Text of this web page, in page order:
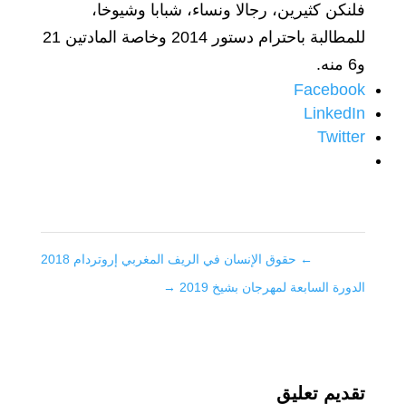
فلنكن كثيرين، رجالا ونساء، شبابا وشيوخا،
للمطالبة باحترام دستور 2014 وخاصة المادتين 21
و6 منه.
Facebook
LinkedIn
Twitter
← حقوق الإنسان في الريف المغربي إروتردام 2018
الدورة السابعة لمهرجان بشيخ 2019
→
تقديم تعليق